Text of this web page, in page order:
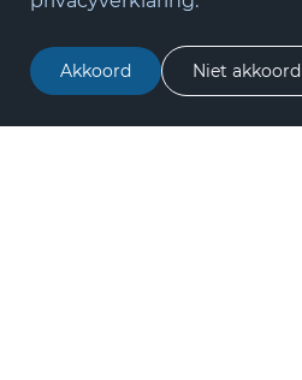
Akkoord Niet akkoord
zoeken